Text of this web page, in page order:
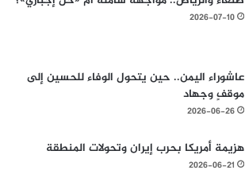
2026-07-10
عاشوراء اليمن.. حين يتحول الوفاء للحسين إلى
موقفٍ وجهاد
2026-06-26
هزيمة أمريكا بحرب إيران وتحولات المنطقة
2026-06-21